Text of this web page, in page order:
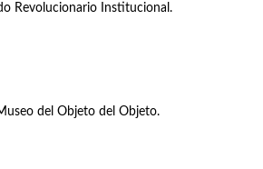
Revolucionario Institucional.
del Objeto del Objeto.